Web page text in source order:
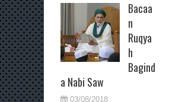
Bacaa
n
Ruqya
h
Bagind
a Nabi Saw
03/08/2018